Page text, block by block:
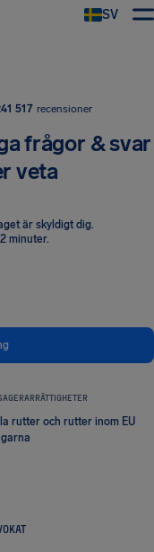
SV
517 recensioner
frågor & svar
veta
är skyldigt dig.
minuter.
rutter och rutter inom EU